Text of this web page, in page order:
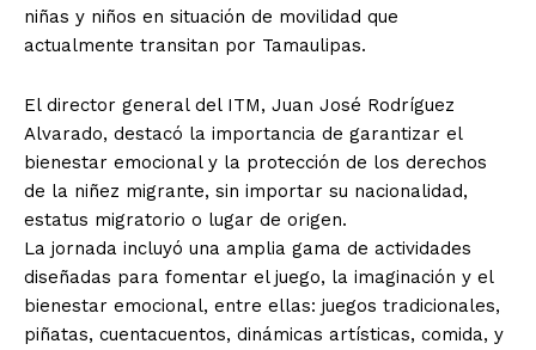
niñas y niños en situación de movilidad que
actualmente transitan por Tamaulipas.
El director general del ITM, Juan José Rodríguez
Alvarado, destacó la importancia de garantizar el
bienestar emocional y la protección de los derechos
de la niñez migrante, sin importar su nacionalidad,
estatus migratorio o lugar de origen.
La jornada incluyó una amplia gama de actividades
diseñadas para fomentar el juego, la imaginación y el
bienestar emocional, entre ellas: juegos tradicionales,
piñatas, cuentacuentos, dinámicas artísticas, comida, y